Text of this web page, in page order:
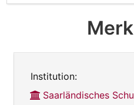
Institution:
Saarländisches